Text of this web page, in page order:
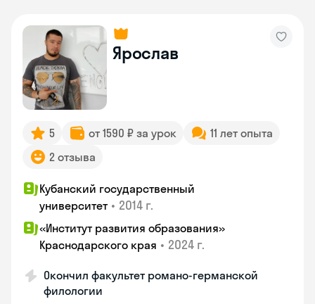
Ярослав
5 от 1590 ₽ за урок
11 лет опыта
2 отзыва
Кубанский государственный
университет • 2014 г.
«Институт развития образования»
Краснодарского края • 2024 г.
Окончил факультет романо-германской
филологии